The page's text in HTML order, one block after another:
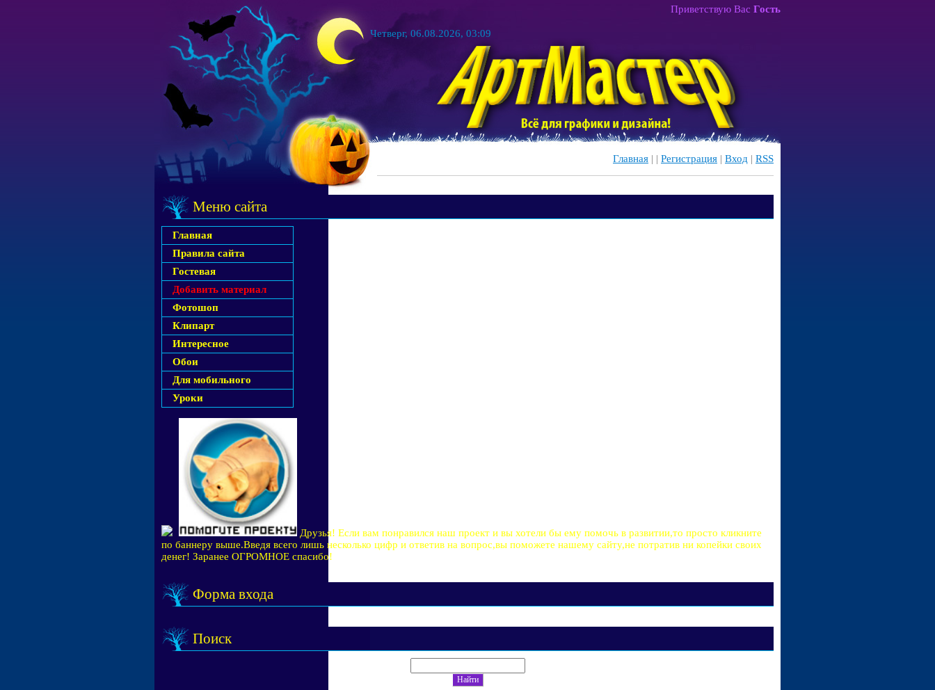
Четверг, 06.08.2026, 03:09
Приветствую Вас Гость
Главная | | Регистрация | Вход | RSS
Меню сайта
Главная
Правила сайта
Гостевая
Добавить материал
Фотошоп
Клипарт
Интересное
Обои
Для мобильного
Уроки
Друзья! Если вам понравился наш проект и вы хотели бы ему помочь в развитии,то просто кликните
по баннеру выше.Введя всего лишь несколько цифр и ответив на вопрос,вы поможете нашему сайту,не потратив ни копейки своих
денег! Заранее ОГРОМНОЕ спасибо!
Форма входа
Поиск